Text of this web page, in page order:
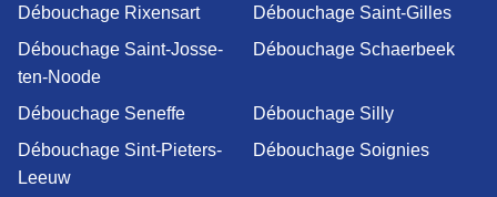
Débouchage Rixensart
Débouchage Saint-Gilles
Débouchage Saint-Josse-
ten-Noode
Débouchage Schaerbeek
Débouchage Seneffe
Débouchage Silly
Débouchage Sint-Pieters-
Leeuw
Débouchage Soignies